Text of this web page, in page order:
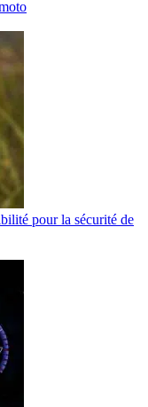
pour la sécurité de